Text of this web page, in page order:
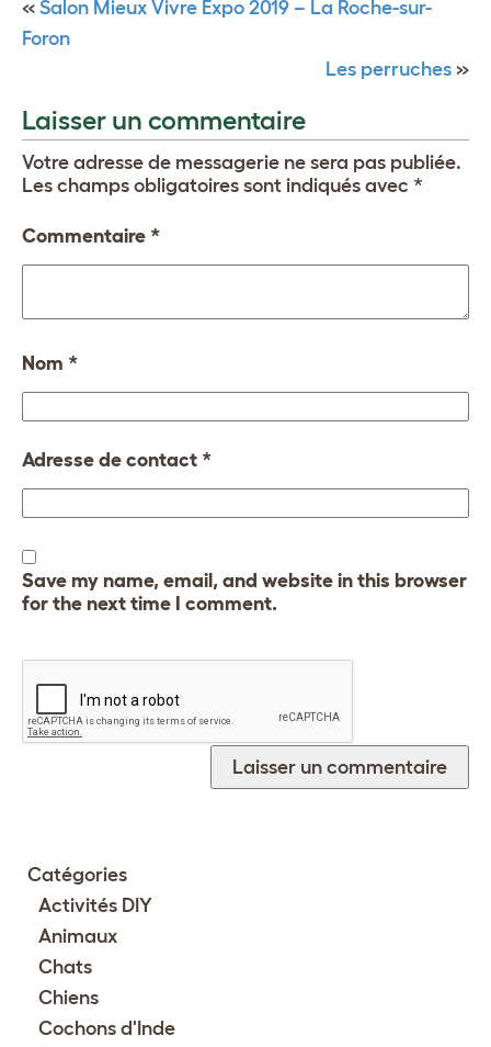
« Salon Mieux Vivre Expo 2019 – La Roche-sur-
Foron
Les perruches »
Laisser un commentaire
Votre adresse de messagerie ne sera pas publiée.
Les champs obligatoires sont indiqués avec *
Commentaire *
Nom *
Adresse de contact *
Save my name, email, and website in this browser
for the next time I comment.
Catégories
Activités DIY
Animaux
Chats
Chiens
Cochons d'Inde